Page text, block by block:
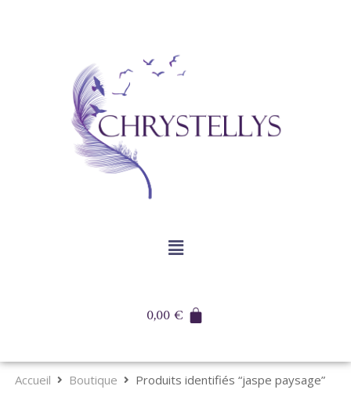
0,00€
Accueil Boutique Produits identifiés “jaspe paysage”